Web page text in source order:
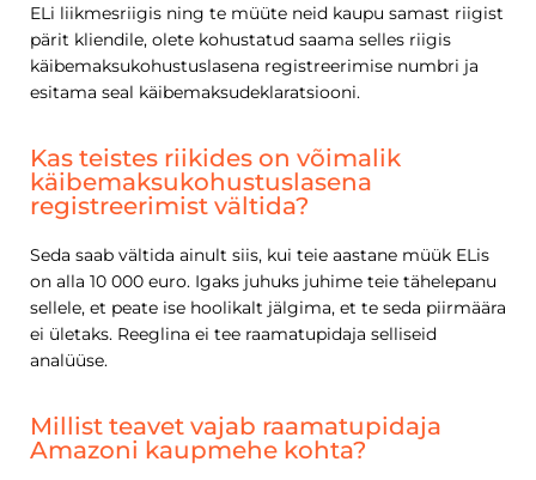
ELi liikmesriigis ning te müüte neid kaupu samast riigist
pärit kliendile, olete kohustatud saama selles riigis
käibemaksukohustuslasena registreerimise numbri ja
esitama seal käibemaksudeklaratsiooni.
Kas teistes riikides on võimalik
käibemaksukohustuslasena
registreerimist vältida?
Seda saab vältida ainult siis, kui teie aastane müük ELis
on alla 10 000 euro. Igaks juhuks juhime teie tähelepanu
sellele, et peate ise hoolikalt jälgima, et te seda piirmäära
ei ületaks. Reeglina ei tee raamatupidaja selliseid
analüüse.
Millist teavet vajab raamatupidaja
Amazoni kaupmehe kohta?